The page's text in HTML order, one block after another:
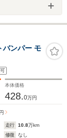
ンパー モ
本体価格
428.0万円
円
走行 10.8万km
修復
なし